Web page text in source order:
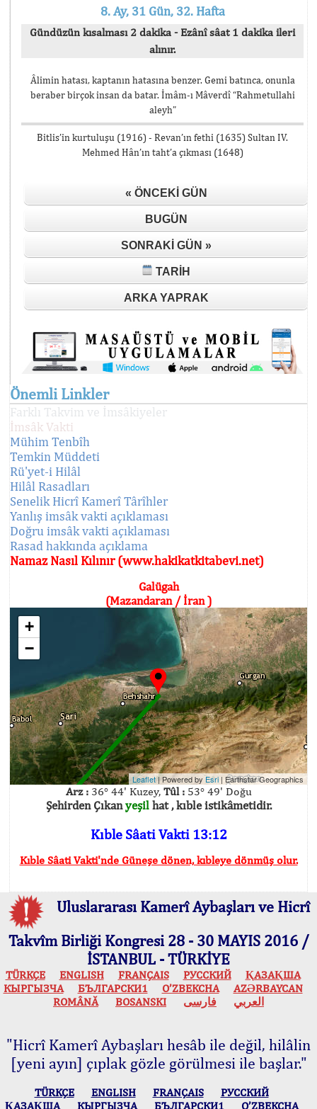
8. Ay, 31 Gün, 32. Hafta
Gündüzün kısalması 2 dakika - Ezânî sâat 1 dakika ileri
alınır.
Âlimin hatası, kaptanın hatasına benzer. Gemi batınca, onunla
beraber birçok insan da batar. İmâm-ı Mâverdî “Rahmetullahi
aleyh”
Bitlis’in kurtuluşu (1916) - Revan’ın fethi (1635) Sultan IV.
Mehmed Hân’ın taht’a çıkması (1648)
« ÖNCEKI GÜN
BUGÜN
SONRAKI GÜN »
TARIH
ARKA YAPRAK
Önemli Linkler
Farklı Takvim ve İmsâkiyeler
İmsâk Vakti
Mühim Tenbîh
Temkin Müddeti
Rü'yet-i Hilâl
Hilâl Rasadları
Senelik Hicrî Kamerî Târîhler
Yanlış imsâk vakti açıklaması
Doğru imsâk vakti açıklaması
Rasad hakkında açıklama
Namaz Nasıl Kılınır (www.hakikatkitabevi.net)
Galügah
(Mazandaran / İran )
+
−
Leaflet| Powered byEsri | Earthstar Geographics
Arz :36° 44' Kuzey, Tûl :53° 49' Doğu
Şehirden Çıkanyeşilhat , kıble istikâmetidir.
Kıble Sâati Vakti 13:12
Kıble Sâati Vakti'nde Güneşe dönen, kıbleye dönmüş olur.
Uluslararası Kamerî Aybaşları ve Hicrî
Takvîm Birliği Kongresi 28 - 30 MAYIS 2016 /
İSTANBUL - TÜRKİYE
TÜRKÇE ENGLISH FRANÇAIS РУССКИЙ
ҚАЗАҚША
КЫPГЫЗЧA
БЪЛГАРСКИ1 O’ZBEKCHA
AZӘRBAYCAN
ROMÂNĂ
BOSANSKI العربي فارسی
"Hicrî Kamerî Aybaşları hesâb ile değil, hilâlin
[yeni ayın] çıplak gözle görülmesi ile başlar."
TÜRKÇE ENGLISH FRANÇAIS
РУССКИЙ
ҚАЗАҚША
КЫPГЫЗЧA БЪЛГАРСКИ1 O’ZBEKCHA